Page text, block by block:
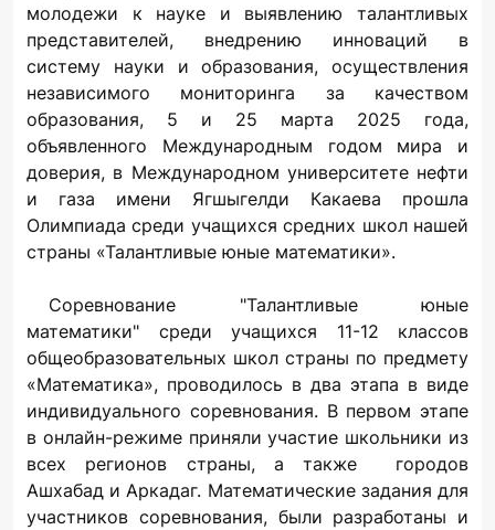
молодежи к науке и выявлению талантливых
представителей, внедрению инноваций в
систему науки и образования, осуществления
независимого мониторинга за качеством
образования, 5 и 25 марта 2025 года,
объявленного Международным годом мира и
доверия, в Международном университете нефти
и газа имени Ягшыгелди Какаева прошла
Олимпиада среди учащихся средних школ нашей
страны «Талантливые юные математики».
Соревнование "Талантливые юные
математики" среди учащихся 11-12 классов
общеобразовательных школ страны по предмету
«Математика», проводилось в два этапа в виде
индивидуального соревнования. В первом этапе
в онлайн-режиме приняли участие школьники из
всех регионов страны, а также городов
Ашхабад и Аркадаг. Математические задания для
участников соревнования, были разработаны и